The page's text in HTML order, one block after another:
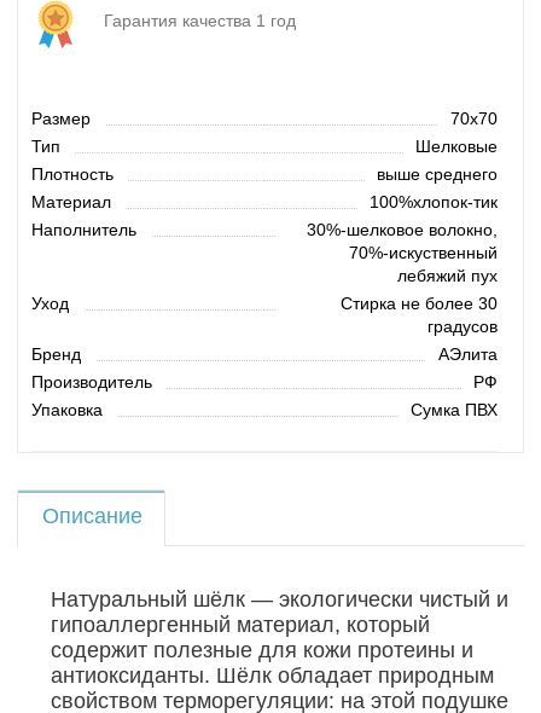
Гарантия качества 1 год
Размер
70x70
Тип
Шелковые
Плотность
выше среднего
Материал
100%хлопок-тик
Наполнитель
30%-шелковое волокно,
70%-искуственный
лебяжий пух
Уход
Стирка не более 30
градусов
Бренд
АЭлита
Производитель
РФ
Упаковка
Сумка ПВХ
Описание
Натуральный шёлк — экологически чистый и
гипоаллергенный материал, который
содержит полезные для кожи протеины и
антиоксиданты. Шёлк обладает природным
свойством терморегуляции: на этой подушке